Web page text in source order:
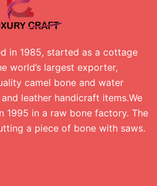
in 1985, started as a cottage
world’s largest exporter,
camel bone and water
leather handicraft items.We
1995 in a raw bone factory. The
a piece of bone with saws.